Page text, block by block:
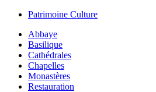
Patrimoine Culture
Abbaye
Basilique
Cathédrales
Chapelles
Monastères
Restauration